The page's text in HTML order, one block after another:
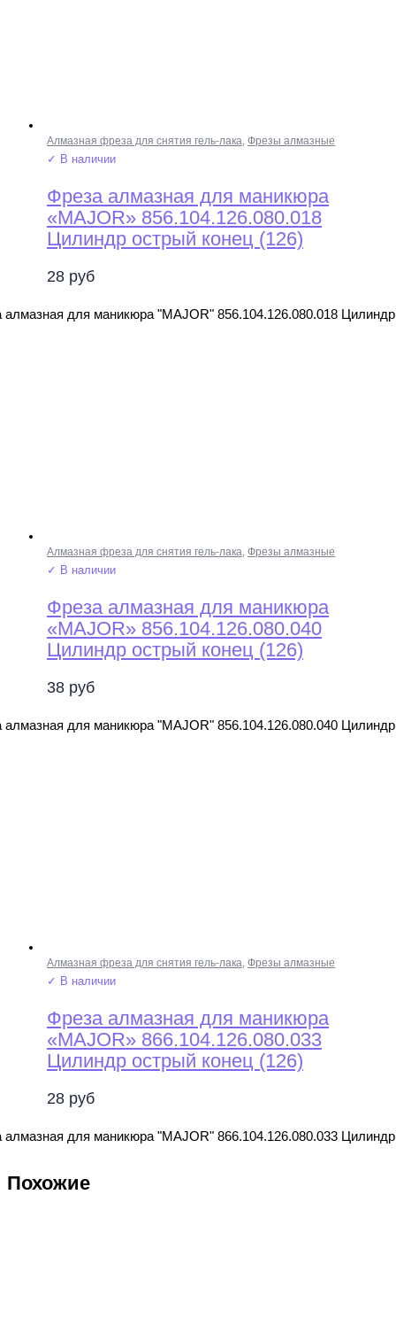
Алмазная фреза для снятия гель-лака Фрезы алмазные
✓ В наличии
Фреза алмазная для маникюра
«MAJOR» 856.104.126.080.018
Цилиндр острый конец (126)
28 руб
алмазная для маникюра "MAJOR" 856.104.126.080.018
Алмазная фреза для снятия гель-лака, Фрезы алмазные
✓ В наличии
Фреза алмазная для маникюра
«MAJOR» 856.104.126.080.040
Цилиндр острый конец (126)
38 руб
алмазная для маникюра "MAJOR" 856.104.126.080.040
Алмазная фреза для снятия гель-лака, Фрезы алмазные
✓ В наличии
Фреза алмазная для маникюра
«MAJOR» 866.104.126.080.033
Цилиндр острый конец (126)
28 руб
алмазная для маникюра "MAJOR" 866.104.126.080.033
Похожие